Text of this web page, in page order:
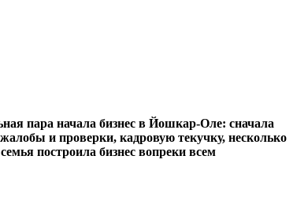
пара начала бизнес в Йошкар-Оле: сначала
и проверки, кадровую текучку, несколько
построила бизнес вопреки всем